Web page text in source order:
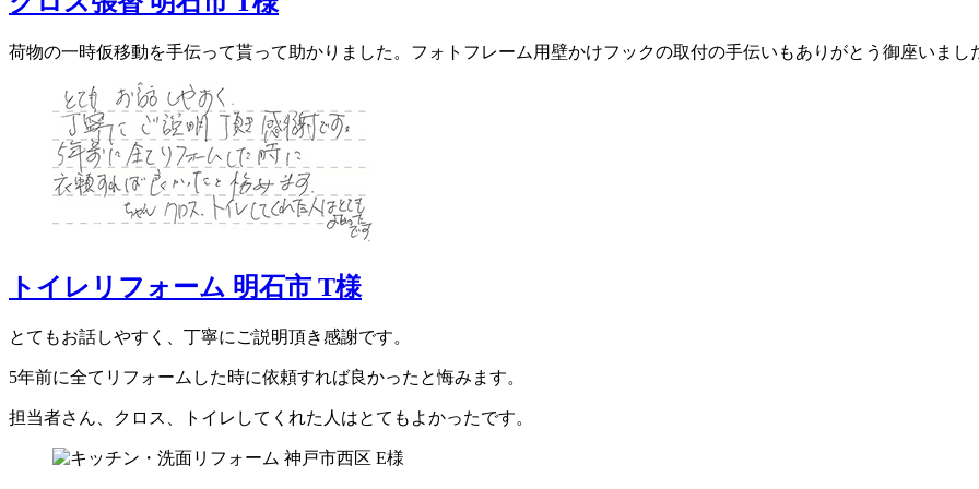
荷物の一時仮移動を手伝って貰って助かりました。フォトフレーム用壁かけフックの取付の手伝いもありがとう御座いまし
トイレリフォーム 明石市 T様
とてもお話しやすく、丁寧にご説明頂き感謝です。
5年前に全てリフォームした時に依頼すれば良かったと悔みます。
担当者さん、クロス、トイレしてくれた人はとてもよかったです。